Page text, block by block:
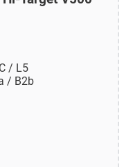
/ L5
/ B2b